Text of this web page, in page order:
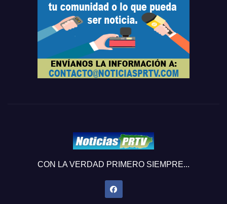
CON LA VERDAD PRIMERO SIEMPRE...